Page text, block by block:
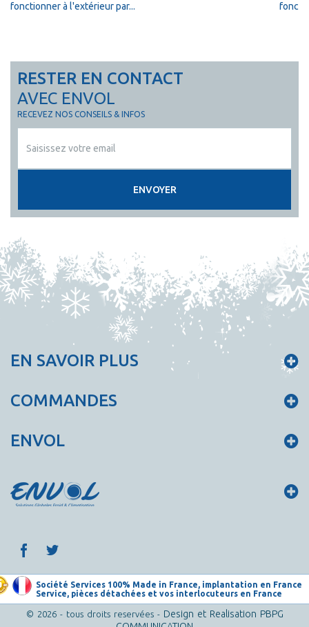
fonctionner à l'extérieur par...
RESTER EN CONTACT
AVEC ENVOL
RECEVEZ NOS CONSEILS & INFOS
ENVOYER
EN SAVOIR PLUS
COMMANDES
ENVOL
Société Services 100% Made in France, implantation en France
Service, pièces détachées et vos interlocuteurs en France
© 2026 - tous droits reservées - Design et Realisation PBPG